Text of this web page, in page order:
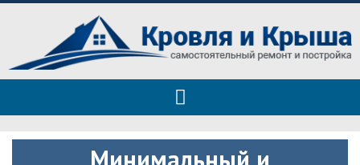
Roof tops — только полезные
советы
Полезные советы при строительстве дома и ремонте